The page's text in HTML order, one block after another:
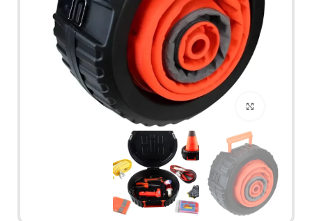
برای بزرگنمایی کلیک کنید